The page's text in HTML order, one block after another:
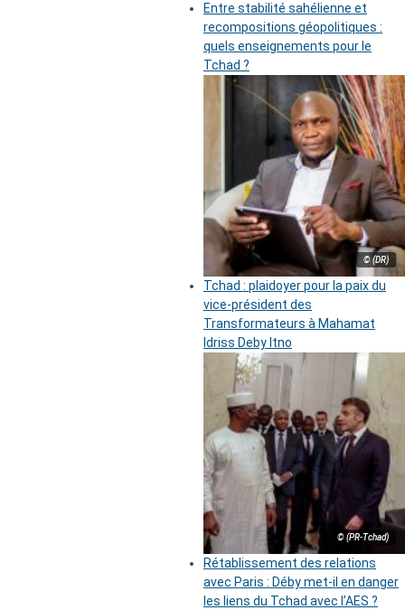
Entre stabilité sahélienne et
recompositions géopolitiques :
quels enseignements pour le
Tchad ?
© (DR)
Tchad : plaidoyer pour la paix du
vice-président des
Transformateurs à Mahamat
Idriss Deby Itno
© (PR-Tchad)
Rétablissement des relations
avec Paris : Déby met-il en danger
les liens du Tchad avec l’AES ?